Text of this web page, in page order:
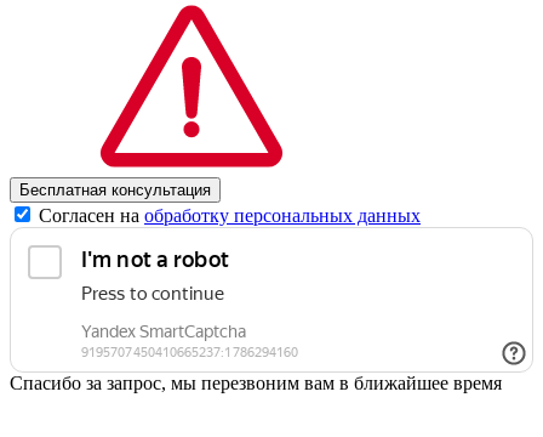
Согласен на обработку персональных данных
Спасибо за запрос, мы перезвоним вам в ближайшее время